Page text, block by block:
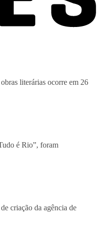
literárias ocorre em 26
é Rio”, foram
criação da agência de